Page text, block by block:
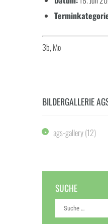
3b, Mo
BILDERGALLERIE
ags-gallery(12)
SUCHE